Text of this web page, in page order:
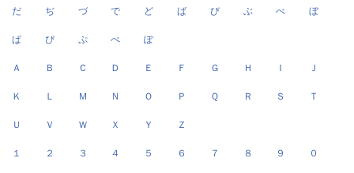
だ ぢ づ で ど ば び ぶ べ ぼ
ぱ ぴ ぷ ぺ ぽ
Ａ Ｂ Ｃ Ｄ Ｅ Ｆ Ｇ Ｈ Ｉ Ｊ
Ｋ Ｌ Ｍ Ｎ Ｏ Ｐ Ｑ Ｒ Ｓ Ｔ
Ｕ Ｖ Ｗ Ｘ Ｙ Ｚ
１ ２ ３ ４ ５ ６ ７ ８ ９ ０